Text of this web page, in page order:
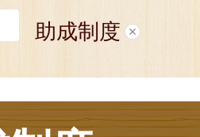
助成制度